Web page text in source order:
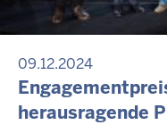
09.12.2024
herausragende